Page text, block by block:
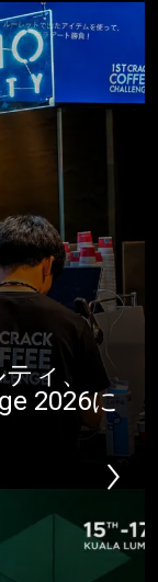
ィ、
2026に